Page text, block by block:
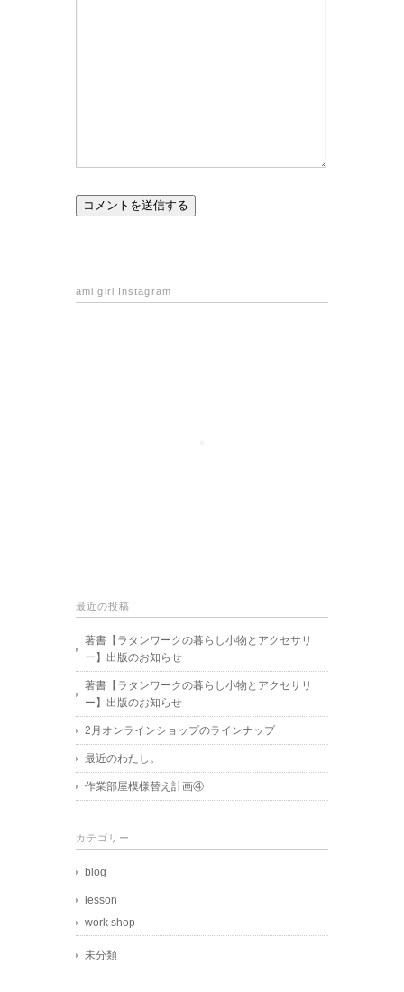
ami girl Instagram
最近の投稿
著書【ラタンワークの暮らし小物とアクセサリ
ー】出版のお知らせ
著書【ラタンワークの暮らし小物とアクセサリ
ー】出版のお知らせ
2月オンラインショップのラインナップ
最近のわたし。
作業部屋模様替え計画④
カテゴリー
blog
lesson
work shop
未分類